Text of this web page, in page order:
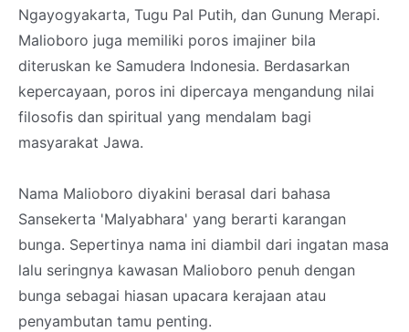
Ngayogyakarta, Tugu Pal Putih, dan Gunung Merapi.
Malioboro juga memiliki poros imajiner bila
diteruskan ke Samudera Indonesia. Berdasarkan
kepercayaan, poros ini dipercaya mengandung nilai
filosofis dan spiritual yang mendalam bagi
masyarakat Jawa.
Nama Malioboro diyakini berasal dari bahasa
Sansekerta 'Malyabhara' yang berarti karangan
bunga. Sepertinya nama ini diambil dari ingatan masa
lalu seringnya kawasan Malioboro penuh dengan
bunga sebagai hiasan upacara kerajaan atau
penyambutan tamu penting.